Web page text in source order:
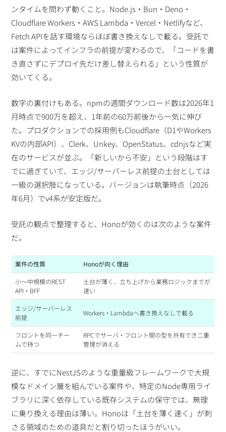
ンタイムを問わず動くこと。Node.js・Bun・Deno・
Cloudflare Workers・AWS Lambda・Vercel・Netlifyなど、
Fetch APIを話す環境ならほぼ書き換えなしで載る。受託で
は案件によってインフラの前提が変わるので、「コードを書
き直さずにデプロイ先だけ差し替えられる」という性質が
効いてくる。
数字の裏付けもある。npmの週間ダウンロード数は2026年1
月時点で900万を超え、1年前の60万前後から一気に伸び
た。プロダクションでの採用例もCloudflare（D1やWorkers
KVの内部API）、Clerk、Unkey、OpenStatus、cdnjsなど実
在のサービスが並ぶ。「新しいから不安」という段階はす
でに過ぎていて、エッジ/サーバーレス前提の土台としては
一級の選択肢になっている。バージョンは執筆時点（2026
年6月）でv4系が安定版だ。
受託の観点で整理すると、Honoが効くのは次のような案件
だ。
案件の性質 Honoが向く理由
小〜中規模のREST
API・BFF
土台が薄く、立ち上げから業務ロジックまでが
速い
エッジ/サーバーレス
前提
Workers・Lambdaへ書き換えなしで載る
フロントを同一チー
ムで持つ
RPCでサーバ・フロント間の型を共有でき二重
管理が消える
逆に、すでにNestJSのような重量級フレームワークで大規
模なドメイン層を組んでいる案件や、特定のNode専用ライ
ブラリに深く依存している既存システムの保守では、無理
に乗り換える理由は薄い。Honoは「土台を薄く速く」が刺
さる領域のための道具だと割り切ったほうがいい。